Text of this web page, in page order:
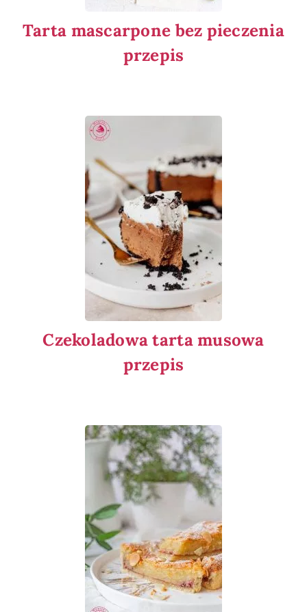
Tarta mascarpone bez pieczenia
przepis
Czekoladowa tarta musowa
przepis